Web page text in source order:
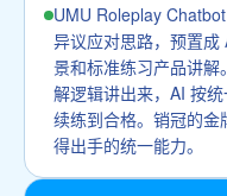
UMU Roleplay
异议应对思路，预置
景和标准练习产品讲
解逻辑讲出来，AI 按
续练到合格。销冠的
得出手的统一能力。